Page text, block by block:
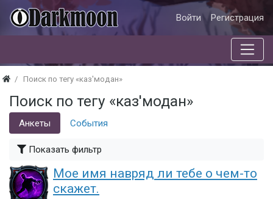
Войти Регистрация
Поиск по тегу «каз'модан»
Поиск по тегу «каз'модан»
Анкеты События
Показать фильтр
Мое имя навряд ли тебе о чем-то
скажет.